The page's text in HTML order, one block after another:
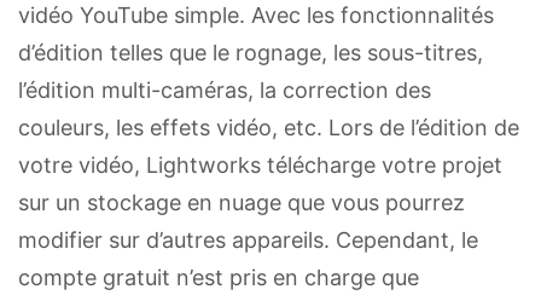
vidéo YouTube simple. Avec les fonctionnalités
d’édition telles que le rognage, les sous-titres,
l’édition multi-caméras, la correction des
couleurs, les effets vidéo, etc. Lors de l’édition de
votre vidéo, Lightworks télécharge votre projet
sur un stockage en nuage que vous pourrez
modifier sur d’autres appareils. Cependant, le
compte gratuit n’est pris en charge que